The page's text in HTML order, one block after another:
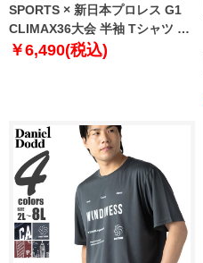
SPORTS × 新日本プロレス G1
CLIMAX36大会 半袖 Tシャツ ブ
ラック 1278-6222-1 3L 4L 5L
￥6,490(税込)